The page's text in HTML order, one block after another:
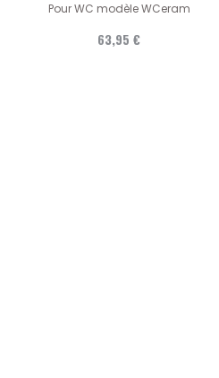
Pour WC modèle WCeram
63,95 €